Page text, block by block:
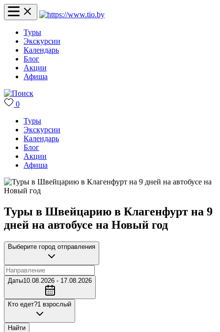
Туры
Экскурсии
Календарь
Блог
Акции
Афиша
0
Туры
Экскурсии
Календарь
Блог
Акции
Афиша
Туры в Швейцарию в Клагенфурт на 9
дней на автобусе на Новый год
Выберите город отправления
Даты10.08.2026 - 17.08.2026
Кто едет?1 взрослый
Найти